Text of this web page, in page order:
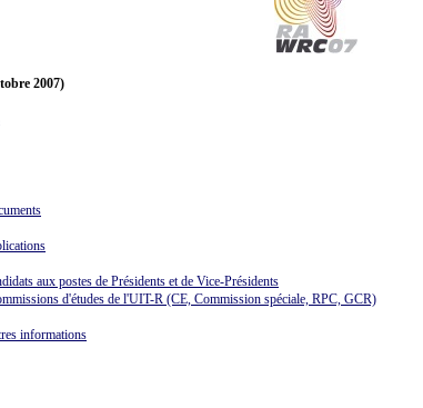
2007)
aux postes de Présidents et de Vice-Présidents
d'études de l'UIT-R (CE, Commission spéciale, RPC, GCR)
informations